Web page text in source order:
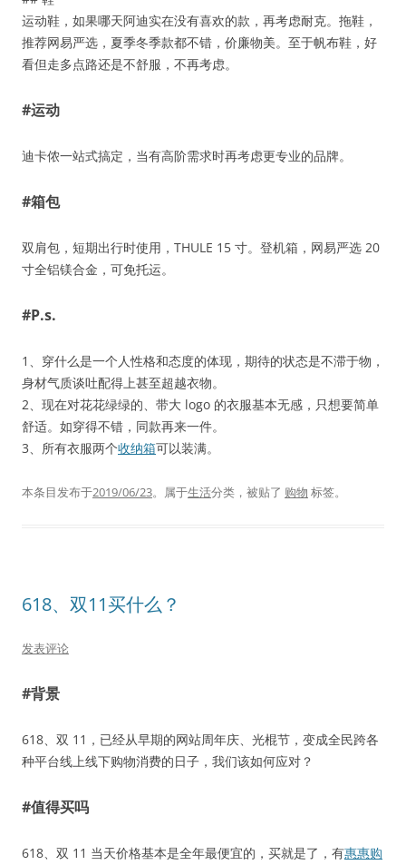
运动鞋，如果哪天阿迪实在没有喜欢的款，再考虑耐克。拖鞋，
推荐网易严选，夏季冬季款都不错，价廉物美。至于帆布鞋，好
看但走多点路还是不舒服，不再考虑。
#运动
迪卡侬一站式搞定，当有高阶需求时再考虑更专业的品牌。
#箱包
双肩包，短期出行时使用，THULE 15 寸。登机箱，网易严选 20
寸全铝镁合金，可免托运。
#P.s.
1、穿什么是一个人性格和态度的体现，期待的状态是不滞于物，
身材气质谈吐配得上甚至超越衣物。
2、现在对花花绿绿的、带大 logo 的衣服基本无感，只想要简单
舒适。如穿得不错，同款再来一件。
3、所有衣服两个收纳箱可以装满。
本条目发布于2019/06/23。属于生活分类，被贴了 购物 标签。
618、双11买什么？
发表评论
#背景
618、双 11，已经从早期的网站周年庆、光棍节，变成全民跨各
种平台线上线下购物消费的日子，我们该如何应对？
#值得买吗
618、双 11 当天价格基本是全年最便宜的，买就是了，有惠惠购